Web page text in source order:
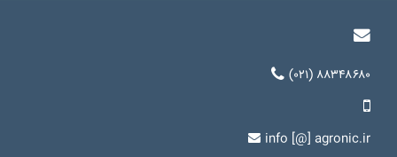
(۰۲۱) ۸۸۳۴۸۶۸۰
info [@] agronic.ir